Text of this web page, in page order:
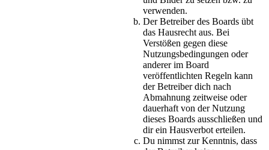
verwenden.
Der Betreiber des Boards übt
das Hausrecht aus. Bei
Verstößen gegen diese
Nutzungsbedingungen oder
anderer im Board
veröffentlichten Regeln kann
der Betreiber dich nach
Abmahnung zeitweise oder
dauerhaft von der Nutzung
dieses Boards ausschließen und
dir ein Hausverbot erteilen.
Du nimmst zur Kenntnis, dass